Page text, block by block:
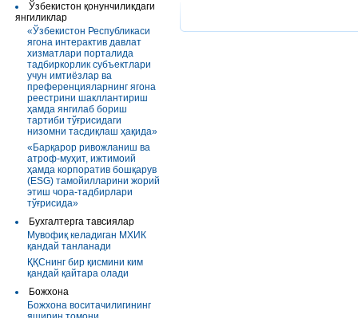
Ўзбекистон қонунчиликдаги
янгиликлар
«Ўзбекистон Республикаси
ягона интерактив давлат
хизматлари порталида
тадбиркорлик субъектлари
учун имтиёзлар ва
преференцияларнинг ягона
реестрини шакллантириш
ҳамда янгилаб бориш
тартиби тўғрисидаги
низомни тасдиқлаш ҳақида»
«Барқарор ривожланиш ва
атроф-муҳит, ижтимоий
ҳамда корпоратив бошқарув
(ESG) тамойилларини жорий
этиш чора-тадбирлари
тўғрисида»
Бухгалтерга тавсиялар
Мувофиқ келадиган МХИК
қандай танланади
ҚҚСнинг бир қисмини ким
қандай қайтара олади
Божхона
Божхона воситачилигининг